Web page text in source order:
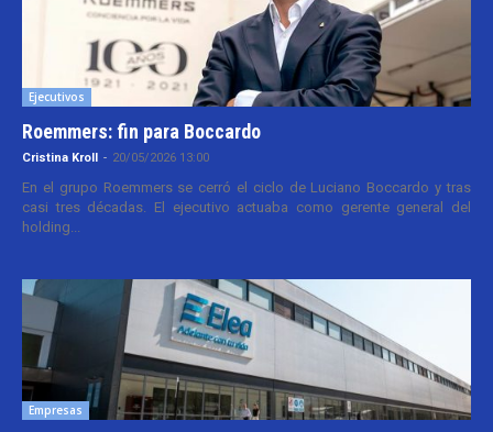
Ejecutivos
Roemmers: fin para Boccardo
Cristina Kroll - 20/05/2026 13:00
En el grupo Roemmers se cerró el ciclo de Luciano Boccardo y tras
casi tres décadas. El ejecutivo actuaba como gerente general del
holding...
Empresas